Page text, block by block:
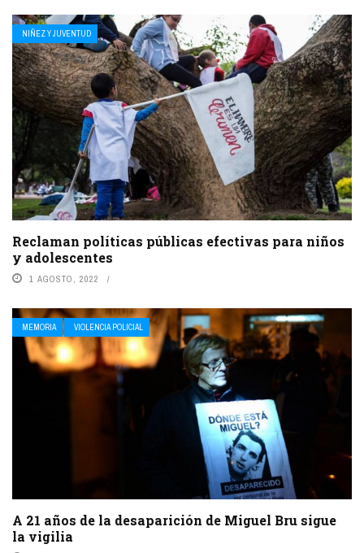
NIÑEZ Y JUVENTUD
Reclaman políticas públicas efectivas para niños
y adolescentes
1 AGOSTO, 2022
MEMORIA VIOLENCIA POLICIAL
A 21 años de la desaparición de Miguel Bru sigue
la vigilia